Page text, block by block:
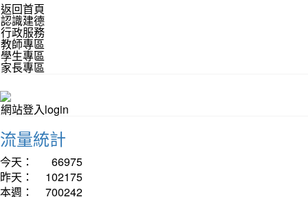
返回首頁
認識建德
行政服務
教師專區
學生專區
家長專區
網站登入login
流量統計
今天：
66975
昨天：
102175
本週：
700242